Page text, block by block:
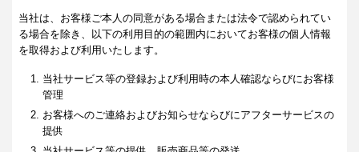
当社は、お客様ご本人の同意がある場合または法令で認められてい
る場合を除き、以下の利用目的の範囲内においてお客様の個人情報
を取得および利用いたします。
当社サービス等の登録および利用時の本人確認ならびにお客様
管理
お客様へのご連絡およびお知らせならびにアフターサービスの
提供